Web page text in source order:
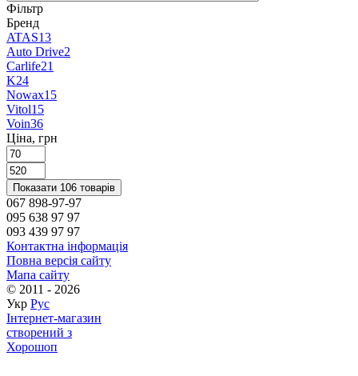
Фільтр
Бренд
ATAS13
Auto Drive2
Carlife21
K24
Nowax15
Vitol15
Voin36
Ціна, грн
Показати 106 товарів
067 898-97-97
095 638 97 97
093 439 97 97
Контактна інформація
Повна версія сайту
Мапа сайту
© 2011 - 2026
Укр Рус
Інтернет-магазин
створений з
Хорошоп